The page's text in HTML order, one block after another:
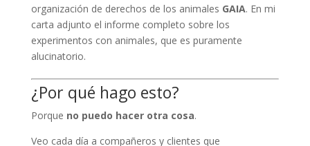
organización de derechos de los animales GAIA. En mi
carta adjunto el informe completo sobre los
experimentos con animales, que es puramente
alucinatorio.
¿Por qué hago esto?
Porque no puedo hacer otra cosa.
Veo cada día a compañeros y clientes que